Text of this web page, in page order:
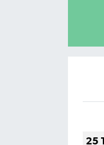
25
SİYASET